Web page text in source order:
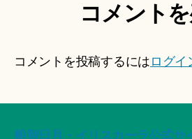
コメント
コメントを投稿するには ログイ
船智日月・イリスカーラ公式サ